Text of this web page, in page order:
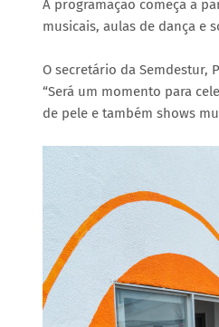
A programação começa a
musicais, aulas de dança e
O secretário da Semdestur,
“Será um momento para
de pele e também shows